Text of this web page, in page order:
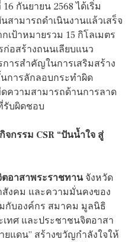
กันยายน 2568 ได้เริ่ม
สามารถดำเนินงานแล้วเสร็จ
เป้าหมายรวม 15 กิโลเมตร
ก่อสร้างถนนเลียบแนว
ารสำคัญในการเสริมสร้าง
การลักลอบกระทำผิด
ความสามารถด้านการลาด
รับผิดชอบ
จกรรม CSR “ปันน้ำใจ สู่
ตอาสาพระราชทานจังหวัด
งคม และความมั่นคงของ
กับองค์กร สมาคม มูลนิธิ
ทศ และประชาชนจิตอาสา
ยแดน” สร้างขวัญกำลังใจให้